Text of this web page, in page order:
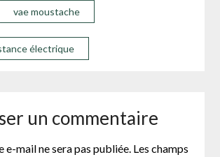
vae moustache
électrique
un commentaire
e-mail ne sera pas publiée. Les champs